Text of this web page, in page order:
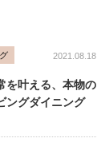
2021.08.18
を叶える、本物の
ングダイニング